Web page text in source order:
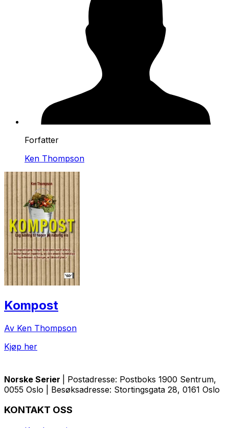
Forfatter
Ken Thompson
Kompost
Av Ken Thompson
Kjøp her
Norske Serier
| Postadresse: Postboks 1900 Sentrum,
0055 Oslo | Besøksadresse: Stortingsgata 28, 0161 Oslo
KONTAKT OSS